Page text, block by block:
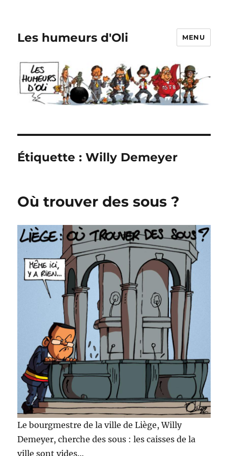
Les humeurs d'Oli MENU
Étiquette :Willy Demeyer
Où trouver des sous ?
Le bourgmestre de la ville de Liège, Willy
Demeyer, cherche des sous : les caisses de la
ville sont vides…